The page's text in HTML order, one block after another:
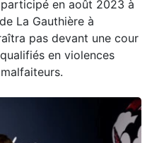
en août 2023 à
La Gauthière à
pas devant une cour
en violences